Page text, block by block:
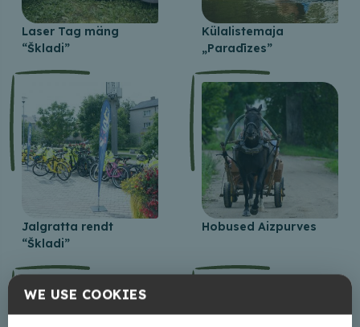
Laser Tag mäng
“Škladi”
Külalistemaja
„Paradīzes”
Jalgratta rendt
“Škladi”
Hobused Aizpurves
WE USE COOKIES